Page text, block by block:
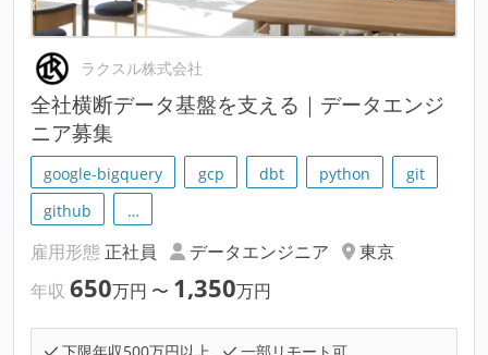
ラクスル株式会社
全社横断データ基盤を支える｜データエンジ
ニア募集
google-bigquery gcp dbt python
git
github
…
雇用形態 正社員 データエンジニア
東京
年収 650万円 〜 1,350万円